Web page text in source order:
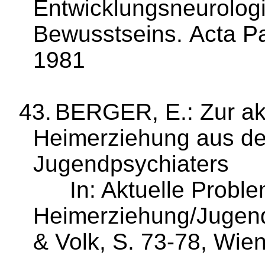
Bewusstseins. Acta
1981
43. BERGER, E.: Zur
Heimerziehung aus
Jugendpsychiaters
In: Aktuelle
Heimerziehung/
& Volk, S. 73‑78,